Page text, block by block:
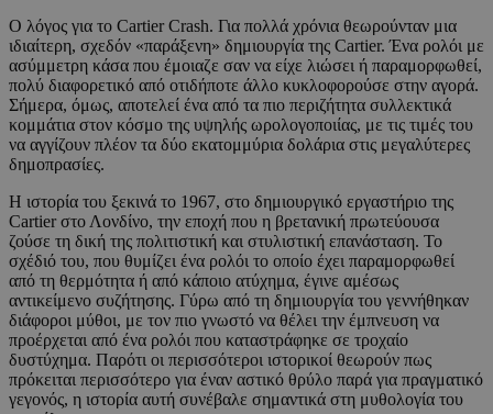
Ο λόγος για το Cartier Crash. Για πολλά χρόνια θεωρούνταν μια
ιδιαίτερη, σχεδόν «παράξενη» δημιουργία της Cartier. Ένα ρολόι με
ασύμμετρη κάσα που έμοιαζε σαν να είχε λιώσει ή παραμορφωθεί,
πολύ διαφορετικό από οτιδήποτε άλλο κυκλοφορούσε στην αγορά.
Σήμερα, όμως, αποτελεί ένα από τα πιο περιζήτητα συλλεκτικά
κομμάτια στον κόσμο της υψηλής ωρολογοποιίας, με τις τιμές του
να αγγίζουν πλέον τα δύο εκατομμύρια δολάρια στις μεγαλύτερες
δημοπρασίες.
Η ιστορία του ξεκινά το 1967, στο δημιουργικό εργαστήριο της
Cartier στο Λονδίνο, την εποχή που η βρετανική πρωτεύουσα
ζούσε τη δική της πολιτιστική και στυλιστική επανάσταση. Το
σχέδιό του, που θυμίζει ένα ρολόι το οποίο έχει παραμορφωθεί
από τη θερμότητα ή από κάποιο ατύχημα, έγινε αμέσως
αντικείμενο συζήτησης. Γύρω από τη δημιουργία του γεννήθηκαν
διάφοροι μύθοι, με τον πιο γνωστό να θέλει την έμπνευση να
προέρχεται από ένα ρολόι που καταστράφηκε σε τροχαίο
δυστύχημα. Παρότι οι περισσότεροι ιστορικοί θεωρούν πως
πρόκειται περισσότερο για έναν αστικό θρύλο παρά για πραγματικό
γεγονός, η ιστορία αυτή συνέβαλε σημαντικά στη μυθολογία του